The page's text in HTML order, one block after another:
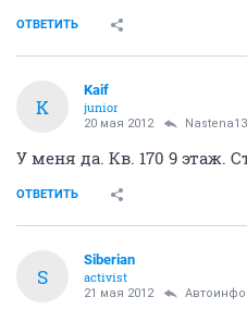
ОТВЕТИТЬ
K
Kaif
junior
20 мая 2012
У меня да. Кв. 170 9 этаж.
ОТВЕТИТЬ
S
Siberian
activist
21 мая 2012